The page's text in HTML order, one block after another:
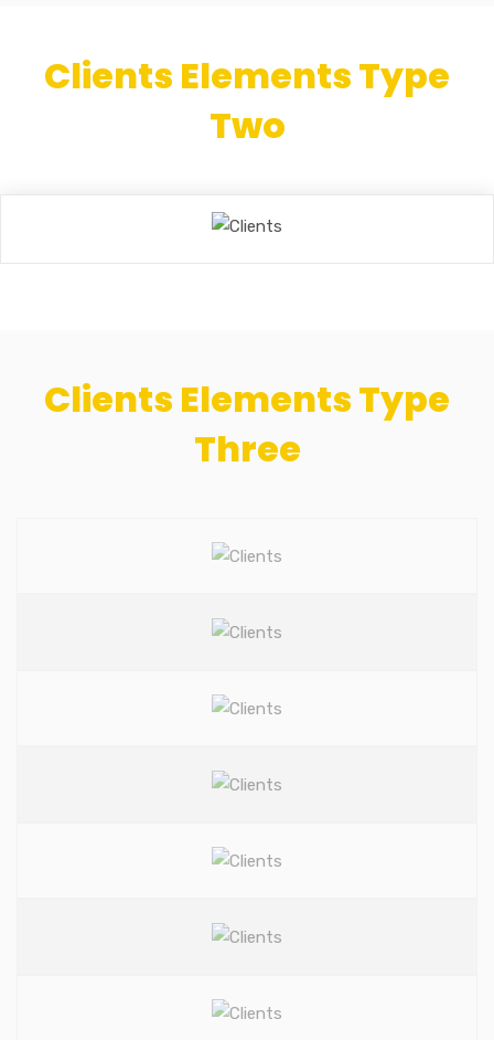
Clients Elements Type
Two
Clients Elements Type
Three